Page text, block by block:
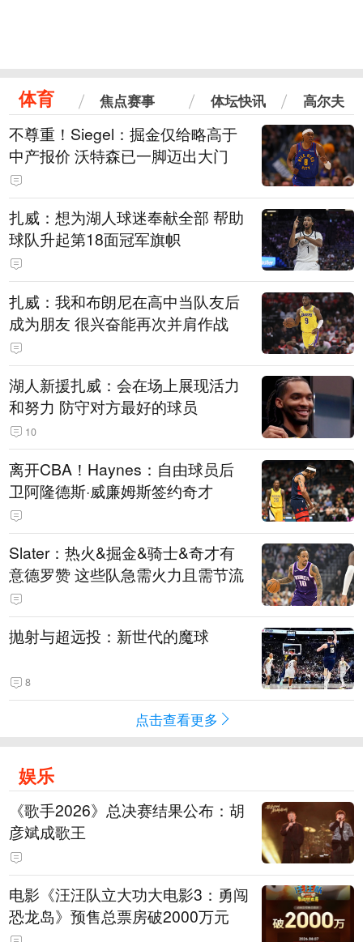
体育 焦点赛事 体坛快讯 高尔夫
不尊重！Siegel：掘金仅给略高于
中产报价 沃特森已一脚迈出大门
扎威：想为湖人球迷奉献全部 帮助
球队升起第18面冠军旗帜
扎威：我和布朗尼在高中当队友后
成为朋友 很兴奋能再次并肩作战
湖人新援扎威：会在场上展现活力
和努力 防守对方最好的球员
10
离开CBA！Haynes：自由球员后
卫阿隆德斯·威廉姆斯签约奇才
Slater：热火&掘金&骑士&奇才有
意德罗赞 这些队急需火力且需节流
抛射与超远投：新世代的魔球
8
点击查看更多
娱乐
《歌手2026》总决赛结果公布：胡
彦斌成歌王
电影《汪汪队立大功大电影3：勇闯
恐龙岛》预售总票房破2000万元